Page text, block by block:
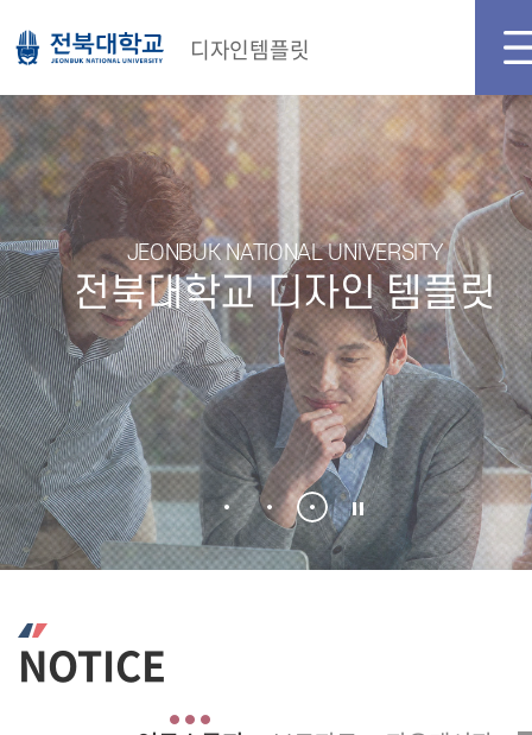
디자인템플릿
JEONBUK NATIONAL UNIVERSITY
전북대학교 디자인 템플릿
NOTICE